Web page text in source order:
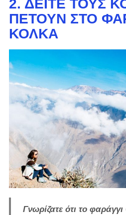
2. ΔΕΊΤΕ ΤΟΥΣ
ΠΕΤΟΎΝ ΣΤΟ
ΚΌΛΚΑ
Γνωρίζατε ότι το φαράγγι